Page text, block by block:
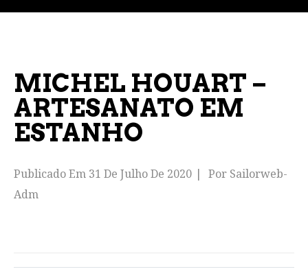
MICHEL HOUART –
ARTESANATO EM
ESTANHO
Publicado Em 31 De Julho De 2020 Por Sailorweb-
Adm